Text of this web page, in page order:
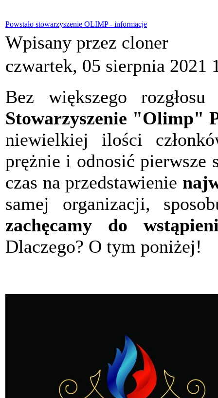
Powstało stowarzyszenie OLIMP - informacje
Wpisany przez cloner
czwartek, 05 sierpnia 2021
Bez większego
Stowarzyszenie "Olimp"
niewielkiej ilości
prężnie i odnosić pierwsze
czas na przedstawienie
samej organizacji,
zachęcamy do
Dlaczego? O tym poniżej!